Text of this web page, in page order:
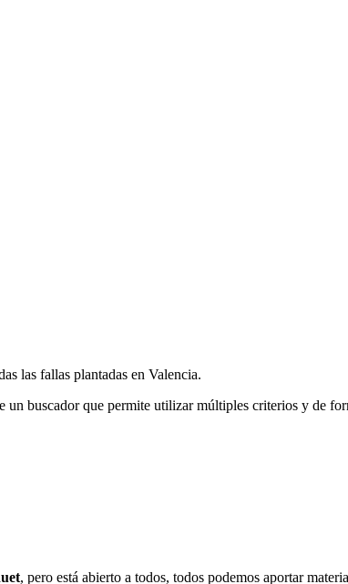
las fallas plantadas en Valencia.
un buscador que permite utilizar múltiples criterios y de
, pero está abierto a todos, todos podemos aportar